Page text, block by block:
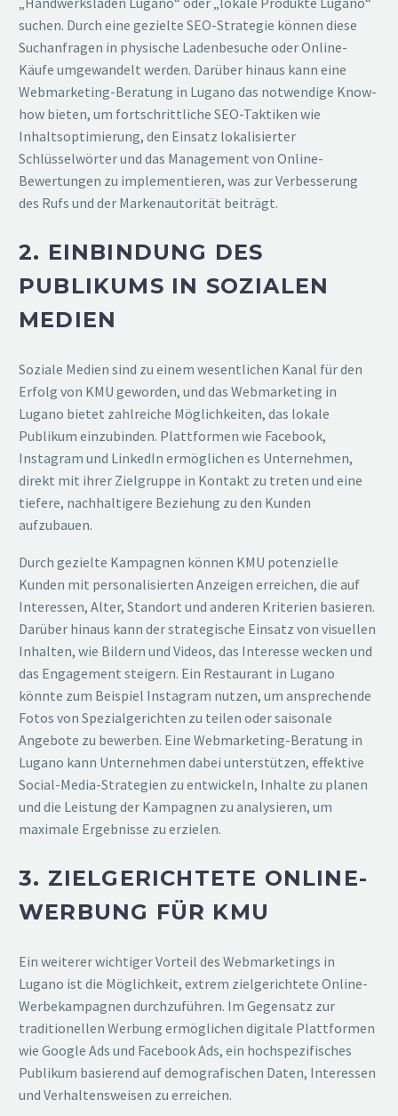
suchen. Durch eine gezielte SEO-Strategie können diese
Suchanfragen in physische Ladenbesuche oder Online-
Käufe umgewandelt werden. Darüber hinaus kann eine
Webmarketing-Beratung in Lugano das notwendige Know-
how bieten, um fortschrittliche SEO-Taktiken wie
Inhaltsoptimierung, den Einsatz lokalisierter
Schlüsselwörter und das Management von Online-
Bewertungen zu implementieren, was zur Verbesserung
des Rufs und der Markenautorität beiträgt.
2. EINBINDUNG DES
PUBLIKUMS IN SOZIALEN
MEDIEN
Soziale Medien sind zu einem wesentlichen Kanal für den
Erfolg von KMU geworden, und das Webmarketing in
Lugano bietet zahlreiche Möglichkeiten, das lokale
Publikum einzubinden. Plattformen wie Facebook,
Instagram und LinkedIn ermöglichen es Unternehmen,
direkt mit ihrer Zielgruppe in Kontakt zu treten und eine
tiefere, nachhaltigere Beziehung zu den Kunden
aufzubauen.
Durch gezielte Kampagnen können KMU potenzielle
Kunden mit personalisierten Anzeigen erreichen, die auf
Interessen, Alter, Standort und anderen Kriterien basieren.
Darüber hinaus kann der strategische Einsatz von visuellen
Inhalten, wie Bildern und Videos, das Interesse wecken und
das Engagement steigern. Ein Restaurant in Lugano
könnte zum Beispiel Instagram nutzen, um ansprechende
Fotos von Spezialgerichten zu teilen oder saisonale
Angebote zu bewerben. Eine Webmarketing-Beratung in
Lugano kann Unternehmen dabei unterstützen, effektive
Social-Media-Strategien zu entwickeln, Inhalte zu planen
und die Leistung der Kampagnen zu analysieren, um
maximale Ergebnisse zu erzielen.
3. ZIELGERICHTETE ONLINE-
WERBUNG FÜR KMU
Ein weiterer wichtiger Vorteil des Webmarketings in
Lugano ist die Möglichkeit, extrem zielgerichtete Online-
Werbekampagnen durchzuführen. Im Gegensatz zur
traditionellen Werbung ermöglichen digitale Plattformen
wie Google Ads und Facebook Ads, ein hochspezifisches
Publikum basierend auf demografischen Daten, Interessen
und Verhaltensweisen zu erreichen.